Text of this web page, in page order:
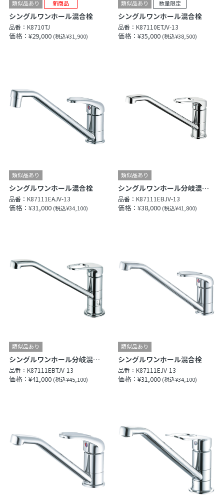
シングルワンホール混合栓
品番： K8710TJ
価格：¥29,000 (税込¥31,900)
シングルワンホール混合栓
品番：K87110ETJV-13
価格：¥35,000 (税込¥38,500)
シングルワンホール混合栓
品番： K87111EAJV-13
価格：¥31,000 (税込¥34,100)
シングルワンホール分岐混合栓
品番：K87111EBJV-13
価格：¥38,000 (税込¥41,800)
シングルワンホール分岐混合栓
品番： K87111EBTJV-13
価格：¥41,000 (税込¥45,100)
シングルワンホール混合栓
品番：K87111EJV-13
価格：¥31,000 (税込¥34,100)